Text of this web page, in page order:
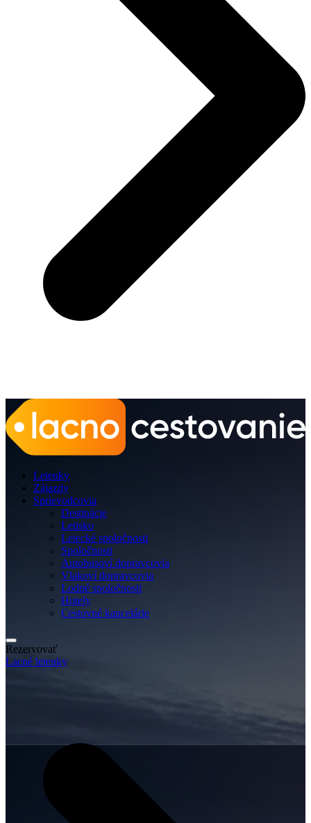
Letenky
Zájazdy
Sprievodcovia
Destinácie
Letisko
Letecké spoločnosti
Spoločnosti
Autobusoví dopravcovia
Vlakoví dopravcovia
Lodné spoločnosti
Hotely
Cestovné kancelárie
Rezervovať
Lacné letenky